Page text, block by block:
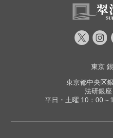
東京
東京都中央区
法研銀
平日・土曜 10：00～